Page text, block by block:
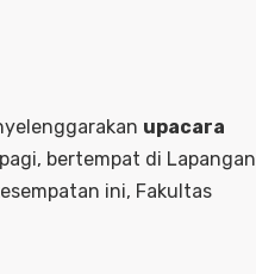
upacara
bertempat di Lapangan
ini, Fakultas